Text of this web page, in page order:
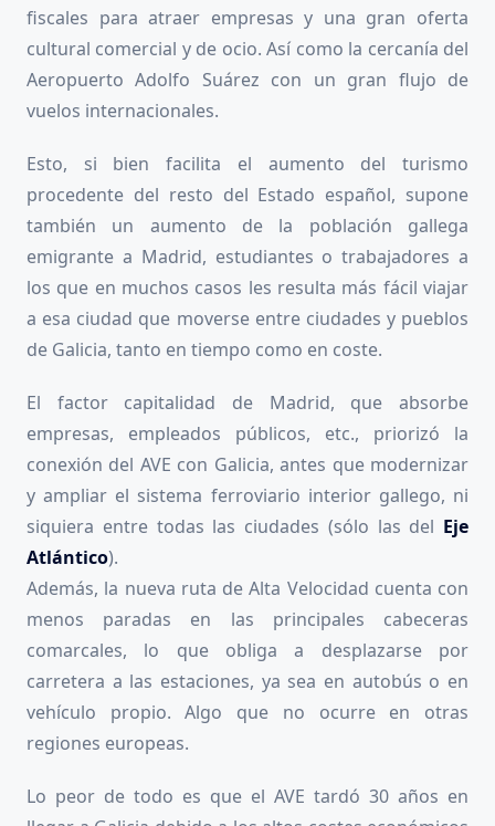
fiscales para atraer empresas y una gran oferta
cultural comercial y de ocio. Así como la cercanía del
Aeropuerto Adolfo Suárez con un gran flujo de
vuelos internacionales.
Esto, si bien facilita el aumento del turismo
procedente del resto del Estado español, supone
también un aumento de la población gallega
emigrante a Madrid, estudiantes o trabajadores a
los que en muchos casos les resulta más fácil viajar
a esa ciudad que moverse entre ciudades y pueblos
de Galicia, tanto en tiempo como en coste.
El factor capitalidad de Madrid, que absorbe
empresas, empleados públicos, etc., priorizó la
conexión del AVE con Galicia, antes que modernizar
y ampliar el sistema ferroviario interior gallego, ni
siquiera entre todas las ciudades (sólo las del Eje
Atlántico).
Además, la nueva ruta de Alta Velocidad cuenta con
menos paradas en las principales cabeceras
comarcales, lo que obliga a desplazarse por
carretera a las estaciones, ya sea en autobús o en
vehículo propio. Algo que no ocurre en otras
regiones europeas.
Lo peor de todo es que el AVE tardó 30 años en